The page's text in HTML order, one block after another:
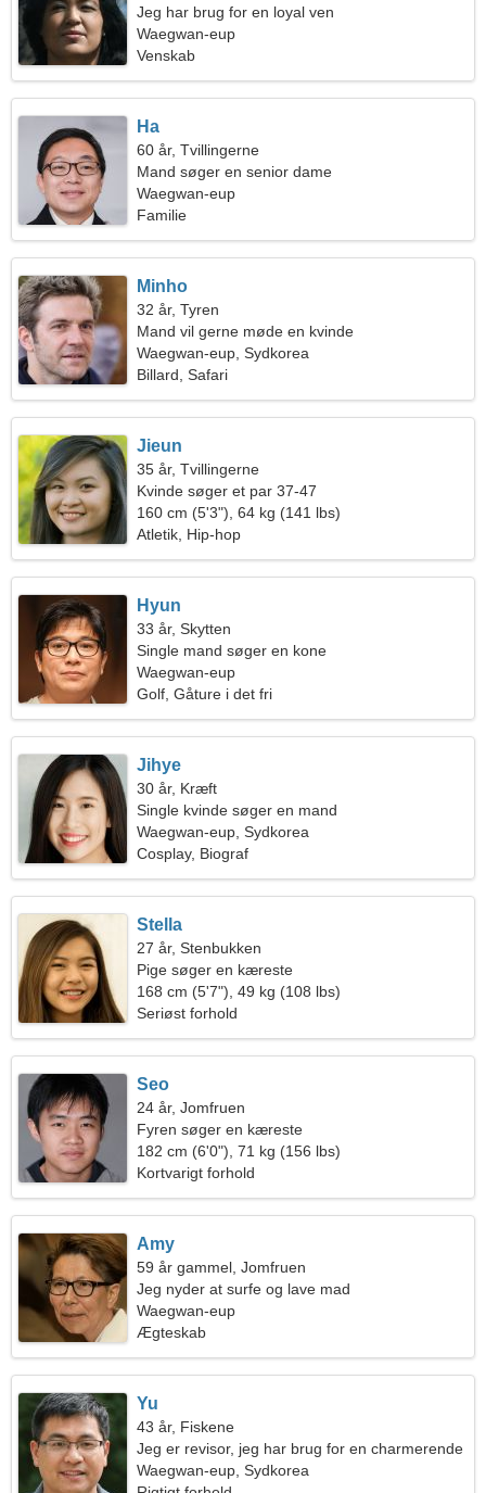
Jeg har brug for en loyal ven
Waegwan-eup
Venskab
Ha
60 år, Tvillingerne
Mand søger en senior dame
Waegwan-eup
Familie
Minho
32 år, Tyren
Mand vil gerne møde en kvinde
Waegwan-eup, Sydkorea
Billard, Safari
Jieun
35 år, Tvillingerne
Kvinde søger et par 37-47
160 cm (5'3"), 64 kg (141 lbs)
Atletik, Hip-hop
Hyun
33 år, Skytten
Single mand søger en kone
Waegwan-eup
Golf, Gåture i det fri
Jihye
30 år, Kræft
Single kvinde søger en mand
Waegwan-eup, Sydkorea
Cosplay, Biograf
Stella
27 år, Stenbukken
Pige søger en kæreste
168 cm (5'7"), 49 kg (108 lbs)
Seriøst forhold
Seo
24 år, Jomfruen
Fyren søger en kæreste
182 cm (6'0"), 71 kg (156 lbs)
Kortvarigt forhold
Amy
59 år gammel, Jomfruen
Jeg nyder at surfe og lave mad
Waegwan-eup
Ægteskab
Yu
43 år, Fiskene
Jeg er revisor, jeg har brug for en charmerende
kvinde
Waegwan-eup, Sydkorea